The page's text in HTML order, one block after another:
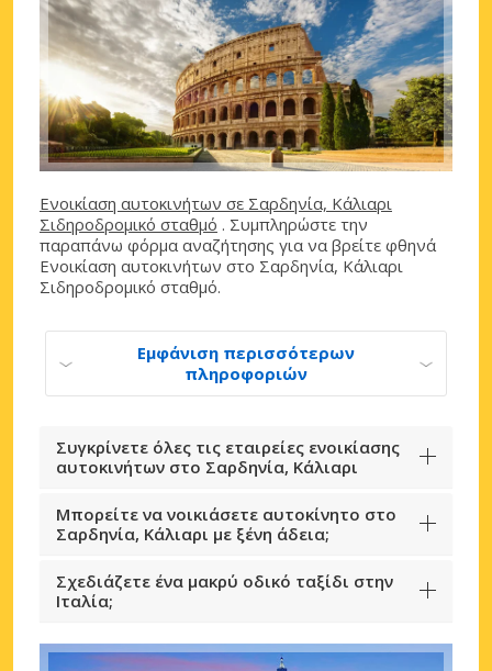
Ενοικίαση αυτοκινήτων σε Σαρδηνία, Κάλιαρι
Σιδηροδρομικό σταθμό . Συμπληρώστε την
παραπάνω φόρμα αναζήτησης για να βρείτε φθηνά
Ενοικίαση αυτοκινήτων στο Σαρδηνία, Κάλιαρι
Σιδηροδρομικό σταθμό.
Εμφάνιση περισσότερων
πληροφοριών
Συγκρίνετε όλες τις εταιρείες ενοικίασης
αυτοκινήτων στο Σαρδηνία, Κάλιαρι
Μπορείτε να νοικιάσετε αυτοκίνητο στο
Σαρδηνία, Κάλιαρι με ξένη άδεια;
Σχεδιάζετε ένα μακρύ οδικό ταξίδι στην
Ιταλία;